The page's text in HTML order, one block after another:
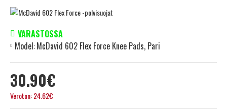
30.90€
Veroton: 24.62€
VARASTOSSA
Model:McDavid 602 Flex Force Knee Pads, Pari